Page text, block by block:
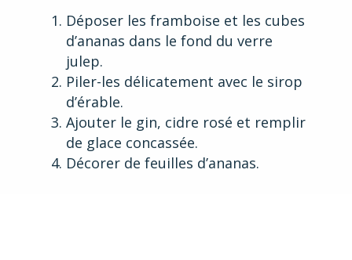
Déposer les framboise et les cubes
d’ananas dans le fond du verre
julep.
Piler-les délicatement avec le sirop
d’érable.
Ajouter le gin, cidre rosé et remplir
de glace concassée.
Décorer de feuilles d’ananas.